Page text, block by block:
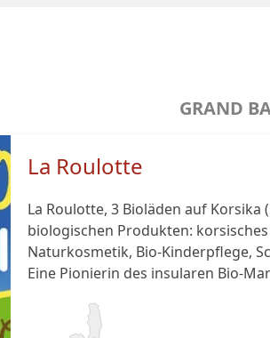
GRAND
La Roulotte
La Roulotte, 3 Bioläden auf
biologischen Produkten:
Naturkosmetik, Bio-Kinderpflege,
Eine Pionierin des insularen Bio-